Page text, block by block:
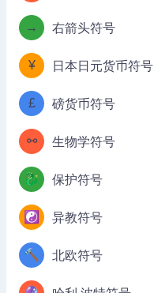
→ 右箭头符号
¥ 日本日元货币符号
£ 磅货币符号
⚯ 生物学符号
🐉 保护符号
☯️ 异教符号
🔨 北欧符号